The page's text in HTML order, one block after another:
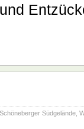
Südgelände